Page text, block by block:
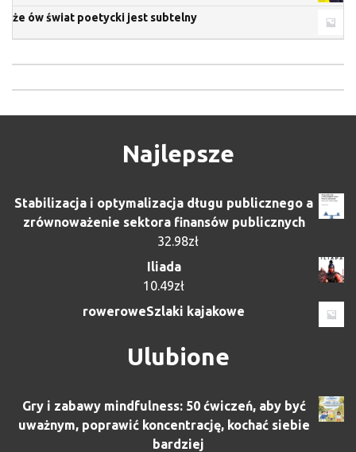
że ów świat poetycki jest subtelny
Najlepsze
Stabilizacja i optymalizacja długu publicznego a
zrównoważenie sektora finansów publicznych
32.98zł
Iliada
10.49zł
roweroweSzlaki kajakowe
Ulubione
Gry i zabawy mindfulness: 50 ćwiczeń, aby być
uważnym, poprawić koncentrację, kochać siebie
bardziej